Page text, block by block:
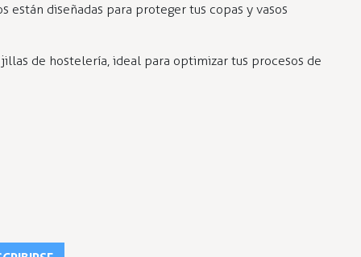
están diseñadas para proteger tus copas y vasos
de hostelería, ideal para optimizar tus procesos de